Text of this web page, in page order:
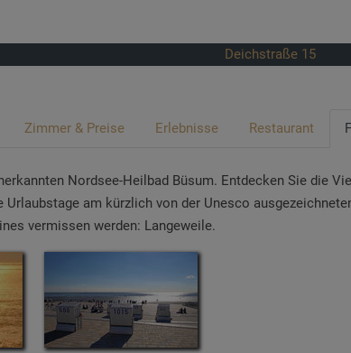
Deichstraße 15
Zimmer & Preise Erlebnisse Restaurant
Nordsee-Heilbad Büsum. Entdecken Sie die
am kürzlich von der Unesco
vermissen werden: Langeweile.